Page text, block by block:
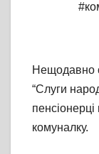
Нещодавно
“Слуги
комуналку.